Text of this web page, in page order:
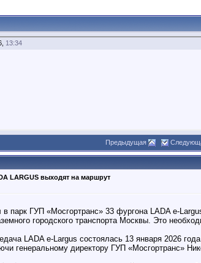
13:34
Предыдущая
LARGUS выходят на маршрут
парк ГУП «Мосгортранс» 33 фургона LADA e-
городского транспорта Москвы. Это
LADA e-Largus состоялась 13 января 2026
генеральному директору ГУП «Мосгортранс»